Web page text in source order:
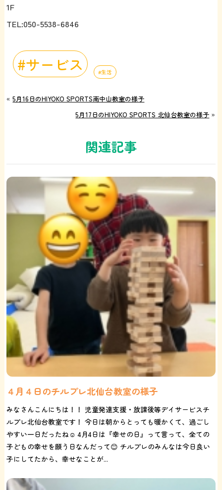
1F
TEL:050-5538-6846
サービス 生活
«5月16日のHIYOKO SPORTS南中山教室の様子
5月17日のHIYOKO SPORTS 北仙台教室の様子 »
関連記事
４月４日のチルプレ北仙台教室の様子
みなさんこんにちは！！ 児童発達支援・放課後等デイサービスチ
ルプレ北仙台教室です！ 今日は朝からとっても暖かくて、過ごし
やすい一日だったね☺️ 4月4日は『幸せの日』って言って、全ての
子どもの幸せを願う日なんだって😊 チルプレのみんなは今日良い
子にしてたから、幸せなことが...